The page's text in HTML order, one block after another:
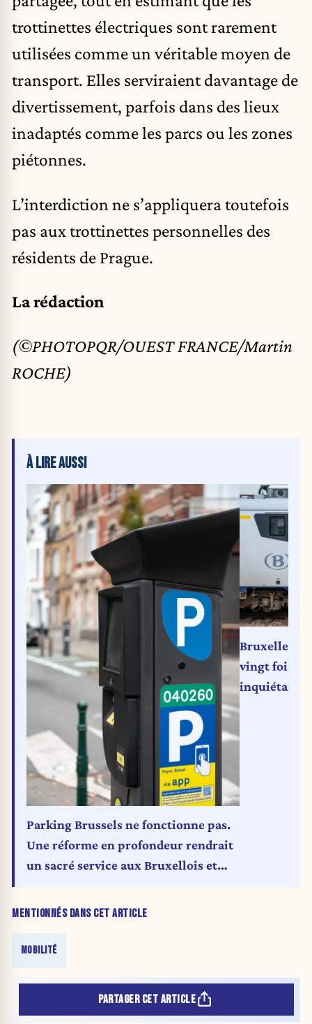
trottinettes électriques sont rarement
utilisées comme un véritable moyen de
transport. Elles serviraient davantage de
divertissement, parfois dans des lieux
inadaptés comme les parcs ou les zones
piétonnes.
L’interdiction ne s’appliquera toutefois
pas aux trottinettes personnelles des
résidents de Prague.
La rédaction
(©PHOTOPQR/OUEST FRANCE/Martin
ROCHE)
MENTIONNÉS DANS CET ARTICLE
MOBILITÉ
À LIRE AUSSI
Parking Brussels ne fonctionne pas.
Une réforme en profondeur rendrait
un sacré service aux Bruxellois et
blanche)
Bruxelles-
vingt fois
inquiétant
PARTAGER CET ARTICLE